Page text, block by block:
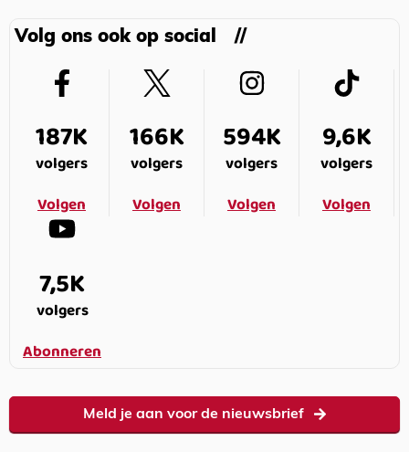
Volg ons ook op social
187K
volgers
Volgen
166K
volgers
Volgen
594K
volgers
Volgen
9,6K
volgers
Volgen
7,5K
volgers
Abonneren
Meld je aan voor de nieuwsbrief